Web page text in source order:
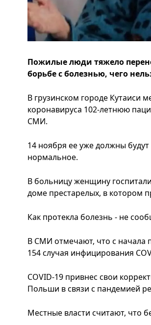
Пожилые люди тяжело
борьбе с болезнью, чего
В грузинском городе Кутаиси
коронавируса 102-летнюю
СМИ.
14 ноября ее уже должны
нормальное.
В больницу женщину
доме престарелых, в котором
Как протекла болезнь - не
В СМИ отмечают, что с начала
154 случая инфицирования
COVID-19 привнес свои
Польши в связи с пандемией
Местные власти считают, что